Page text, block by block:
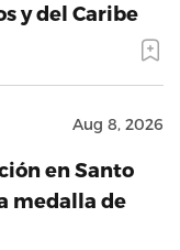
y del Caribe
Aug 8, 2026
en Santo
medalla de